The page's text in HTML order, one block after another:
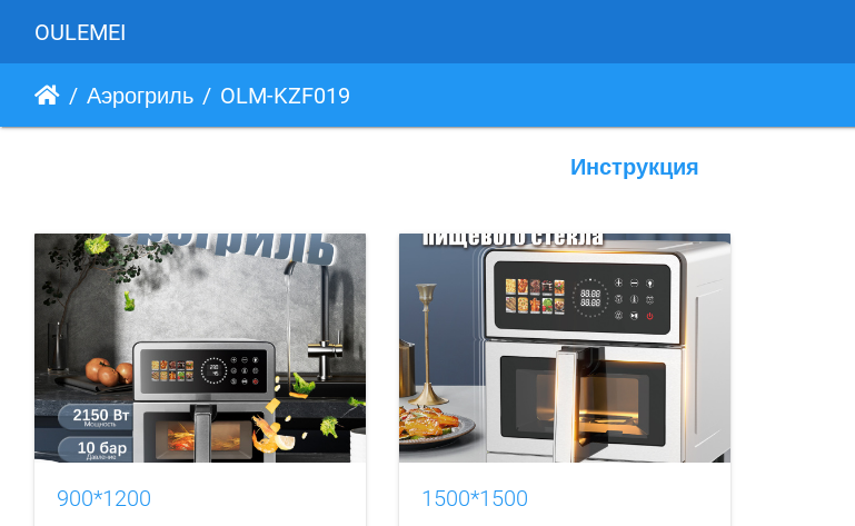
OULEMEI
Аэрогриль OLM-KZF019
Инструкция
900*1200 1500*1500